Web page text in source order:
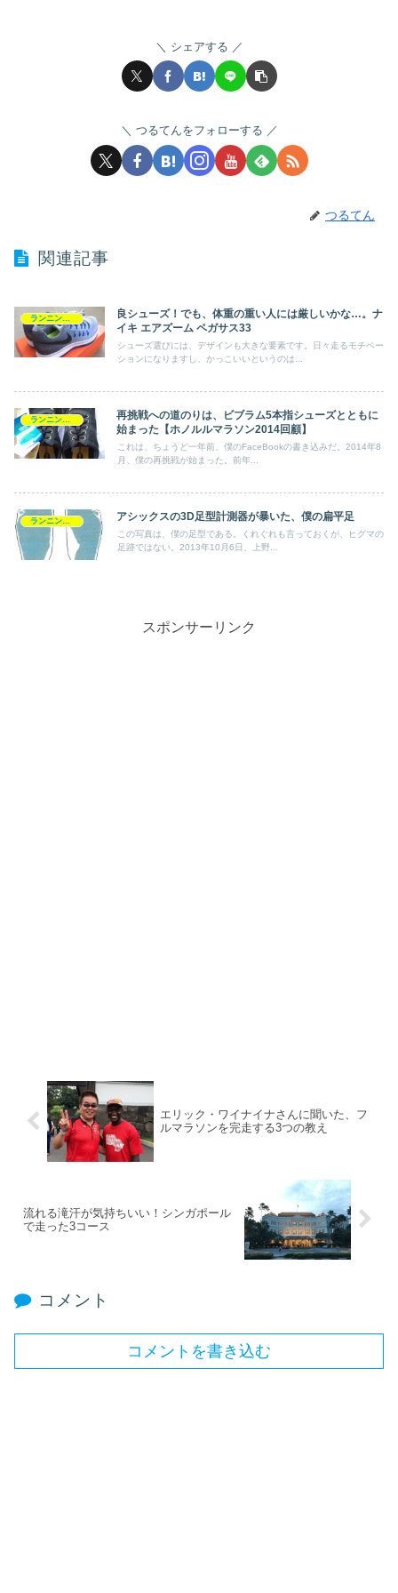
シェアする
つるてんをフォローする
つるてん
関連記事
ランニングシューズ
良シューズ！でも、体重の重い人には厳しいかな…。ナ
イキ エアズーム ペガサス33
シューズ選びには、デザインも大きな要素です。日々走るモチベー
ションになりますし、かっこいいというのは...
再挑戦への道のりは、ビブラム5本指シューズとともに
始まった【ホノルルマラソン2014回顧】
これは、ちょうど一年前、僕のFaceBookの書き込みだ。2014年8
月、僕の再挑戦が始まった。前年...
アシックスの3D足型計測器が暴いた、僕の扁平足
この写真は、僕の足型である。くれぐれも言っておくが、ヒグマの
足跡ではない。2013年10月6日、上野...
スポンサーリンク
エリック・ワイナイナさんに聞いた、フ
ルマラソンを完走する3つの教え
流れる滝汗が気持ちいい！シンガポール
で走った3コース
コメント
コメントを書き込む